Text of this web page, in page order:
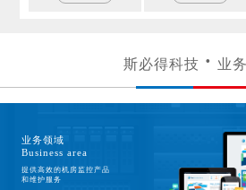
斯必得科技 业
业务领域
Business area
提供高效的机房监控产品
和维护服务